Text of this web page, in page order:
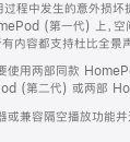
中发生的意外损坏
(第一代) 上，空
内容都支持杜比全景声
用两部同款
(第二代) 或两部
兼容隔空播放功能并